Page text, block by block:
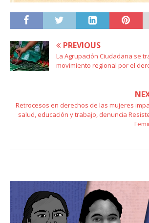
PREVIOUS
La Agrupación Ciudadana se
movimiento regional por el
Retrocesos en derechos de las mujeres
salud, educación y trabajo, denuncia